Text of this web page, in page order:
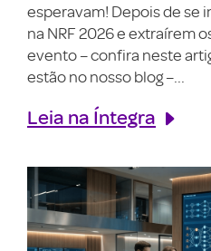
esperavam! Depois de se
na NRF 2026 e extraírem
evento – confira neste
estão no nosso blog –...
Leia na Íntegra